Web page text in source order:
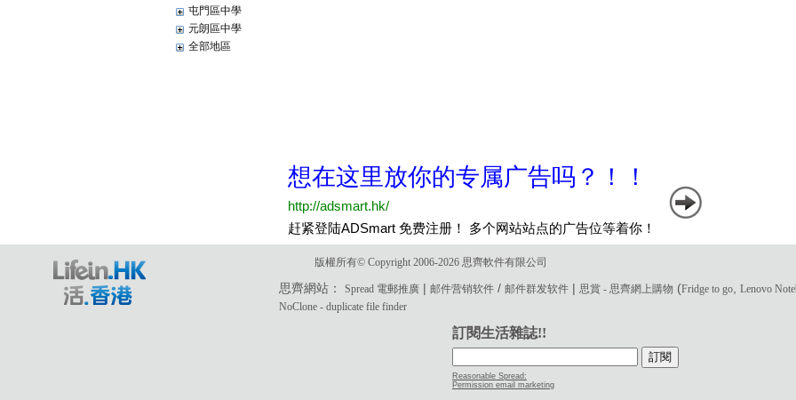
屯門區中學
元朗區中學
全部地區
版權所有© Copyright 2006-2026 思齊軟件有限公司
思齊網站：Spread 電郵推廣 |邮件营销软件 /邮件群发软件 | 思賞 - 思齊網上購物 (Fridge to go ,Lenovo
NoClone - duplicate file finder